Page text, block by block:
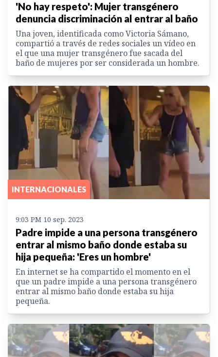
'No hay respeto': Mujer transgénero
denuncia discriminación al entrar al baño
Una joven, identificada como Victoria Sámano,
compartió a través de redes sociales un vídeo en
el que una mujer transgénero fue sacada del
baño de mujeres por ser considerada un hombre.
INTERNACIONALES
9:03 PM 10 sep. 2023
Padre impide a una persona transgénero
entrar al mismo baño donde estaba su
hija pequeña: 'Eres un hombre'
En internet se ha compartido el momento en el
que un padre impide a una persona transgénero
entrar al mismo baño donde estaba su hija
pequeña.